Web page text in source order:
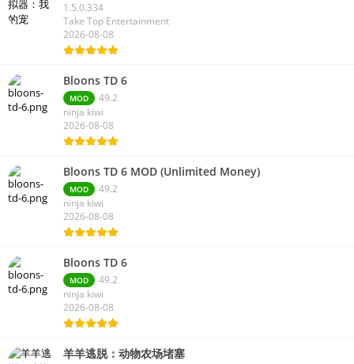
1.5.0.334
Take Top Entertainment
2026-08-08
Bloons TD 6
MOD
49.2
ninja kiwi
2026-08-08
Bloons TD 6 MOD (Unlimited Money)
MOD
49.2
ninja kiwi
2026-08-08
Bloons TD 6
MOD
49.2
ninja kiwi
2026-08-08
羊羊逃脱：动物农场堵塞